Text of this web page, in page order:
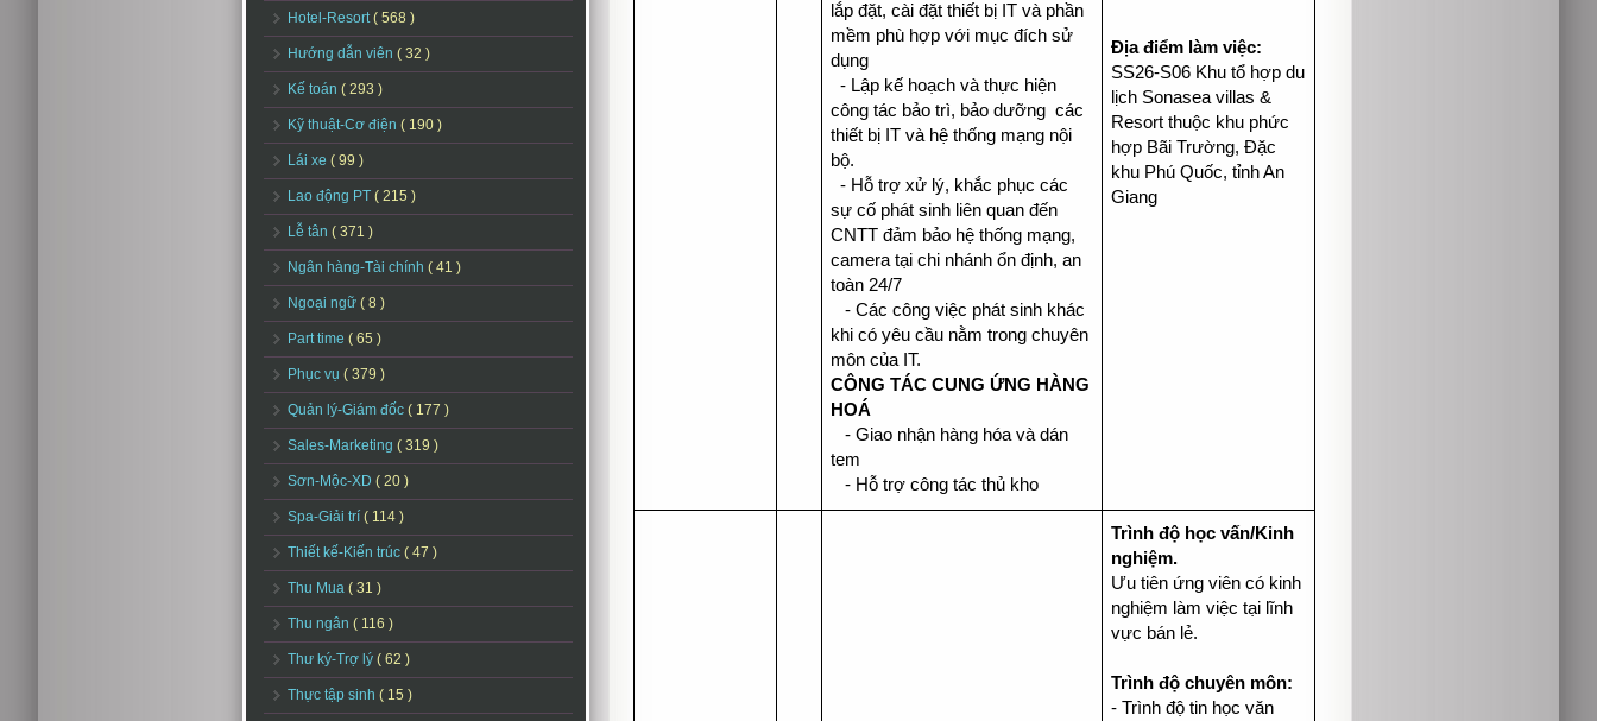
Hotel-Resort( 568 )
Hướng dẫn viên ( 32 )
Kế toán ( 293 )
Kỹ thuật-Cơ điện ( 190 )
Lái xe ( 99 )
Lao động PT ( 215 )
Lễ tân ( 371 )
Ngân hàng-Tài chính ( 41 )
Ngoại ngữ ( 8 )
Part time ( 65 )
Phục vụ ( 379 )
Quản lý-Giám đốc ( 177 )
Sales-Marketing ( 319 )
Sơn-Mộc-XD ( 20 )
Spa-Giải trí ( 114 )
Thiết kế-Kiến trúc ( 47 )
Thu Mua ( 31 )
Thu ngân ( 116 )
Thư ký-Trợ lý ( 62 )
Thực tập sinh ( 15 )
lắp đặt, cài đặt thiết bị IT và phần
mềm phù hợp với mục đích sử
dụng
- Lập kế hoạch và thực hiện
công tác bảo trì, bảo dưỡng các
thiết bị IT và hệ thống mạng nội
bộ.
- Hỗ trợ xử lý, khắc phục các
sự cố phát sinh liên quan đến
CNTT đảm bảo hệ thống mạng,
camera tại chi nhánh ổn định, an
toàn 24/7
- Các công việc phát sinh khác
khi có yêu cầu nằm trong chuyên
môn của IT.
CÔNG TÁC CUNG ỨNG HÀNG
HOÁ
- Giao nhận hàng hóa và dán
tem
- Hỗ trợ công tác thủ kho
Địa điểm làm việc:
SS26-S06 Khu tổ hợp du
lịch Sonasea villas &
Resort thuộc khu phức
hợp Bãi Trường, Đặc
khu Phú Quốc, tỉnh An
Giang
Trình độ học vấn/Kinh
nghiệm.
Ưu tiên ứng viên có kinh
nghiệm làm việc tại lĩnh
vực bán lẻ.
Trình độ chuyên môn:
- Trình độ tin học văn